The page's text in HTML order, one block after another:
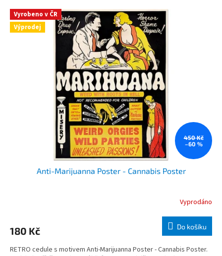
V
p
Vyrobeno v ČR
Výprodej
450 Kč
–60 %
Anti-Marijuanna Poster - Cannabis Poster
Vyprodáno
180 Kč Do košíku
RETRO cedule s motivem Anti-Marijuanna Poster - Cannabis Poster.